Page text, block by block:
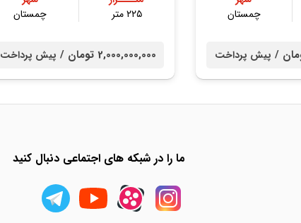
چمستان
پیش پرداخت
۲۲۵ متر
چمستان
2,000,000,000 تومان / پیش پرداخت
ما را در شبکه های اجتماعی دنبال کنید